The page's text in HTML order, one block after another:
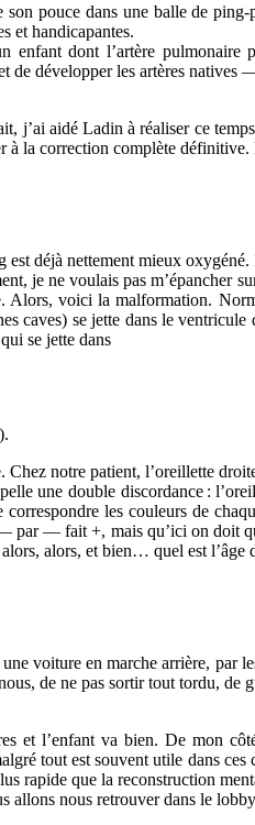
pouce dans une balle de
et handicapantes.
dont l’artère pulmonaire
de développer les artères
j’ai aidé Ladin à réaliser ce
à la correction complète définitive.
est déjà nettement mieux
je ne voulais pas m’épancher
Alors, voici la malformation.
caves) se jette dans le
se jette dans
notre patient, l’oreillette
une double discordance :
les couleurs de
par — fait +, mais qu’ici on doit
alors, et bien… quel est l’âge
voiture en marche arrière, par
de ne pas sortir tout tordu, de
et l’enfant va bien. De mon
tout est souvent utile dans
rapide que la reconstruction
allons nous retrouver dans le